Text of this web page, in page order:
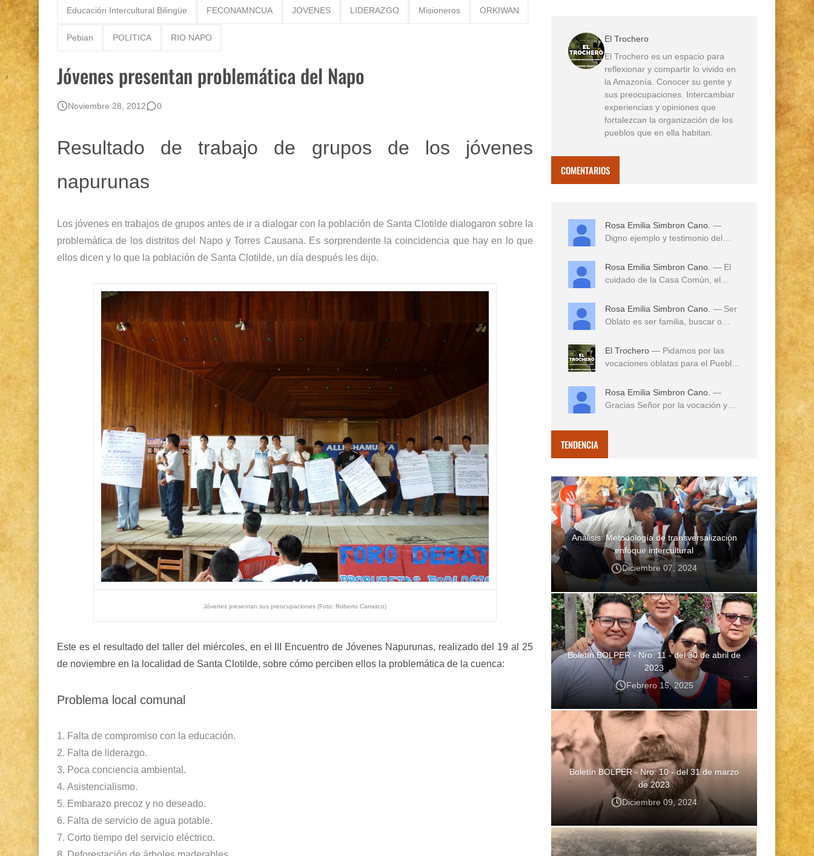
Boletín BOLPER - Nro. 12 - del 30 de mayo de 2023
Educación Intercultural Bilingüe FECONAMNCUA JOVENES LIDERAZGO Misioneros ORKIWAN
Pebian POLITICA RIO NAPO
Jóvenes presentan problemática del Napo
Noviembre 28, 2012 0
Resultado de trabajo de grupos de los jóvenes
napurunas
Los jóvenes en trabajos de grupos antes de ir a dialogar con la población de Santa Clotilde dialogaron sobre la
problemática de los distritos del Napo y Torres Causana. Es sorprendente la coincidencia que hay en lo que
ellos dicen y lo que la población de Santa Clotilde, un día después les dijo.
Jóvenes presentan sus preocupaciones (Foto: Roberto Carrasco)
Este es el resultado del taller del miércoles, en el III Encuentro de Jóvenes Napurunas, realizado del 19 al 25
de noviembre en la localidad de Santa Clotilde, sobre cómo perciben ellos la problemática de la cuenca:
Problema local comunal
1. Falta de compromiso con la educación.
2. Falta de liderazgo.
3. Poca conciencia ambiental.
4. Asistencialismo.
5. Embarazo precoz y no deseado.
6. Falta de servicio de agua potable.
7. Corto tiempo del servicio eléctrico.
El Trochero
El Trochero es un espacio para
reflexionar y compartir lo vivido en
la Amazonía. Conocer su gente y
sus preocupaciones. Intercambiar
experiencias y opiniones que
fortalezcan la organización de los
pueblos que en ella habitan.
COMENTARIOS
Rosa Emilia Simbron Cano. —
Digno ejemplo y testimonio del
Rosa Emilia Simbron Cano. — El
cuidado de la Casa Común, el
Rosa Emilia Simbron Cano. — Ser
Oblato es ser familia, buscar o
El Trochero — Pidamos por las
vocaciones oblatas para el Pueblo
Rosa Emilia Simbron Cano. —
Gracias Señor por la vocación y
TENDENCIA
Análisis: Metodología de transversalización
enfoque intercultural
Diciembre 07, 2024
Boletín BOLPER - Nro. 11 - del 30 de abril de
2023
Febrero 15, 2025
Boletín BOLPER - Nro. 10 - del 31 de marzo
de 2023
Diciembre 09, 2024